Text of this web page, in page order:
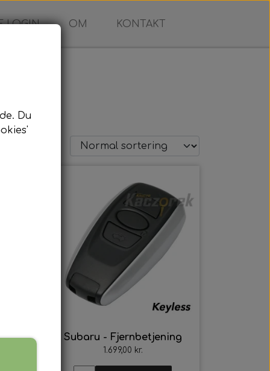
LOGIN OM KONTAKT
Subaru - Fjernbetjening
1.699,00 kr.
Du